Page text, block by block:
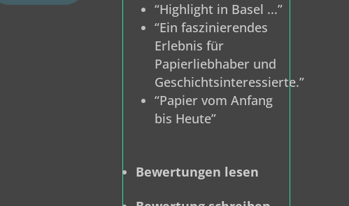
“Highlight in Basel ...”
“Ein faszinierendes
Erlebnis für
Papierliebhaber und
Geschichtsinteressierte.”
“Papier vom Anfang
bis Heute”
Bewertungen lesen